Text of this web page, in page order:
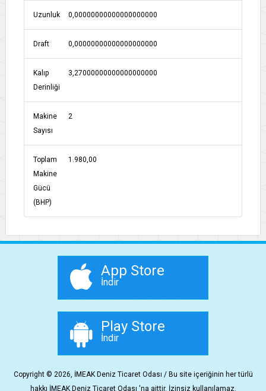
Uzunluk 0,00000000000000000000
Draft 0,00000000000000000000
Kalıp
Derinliği
3,27000000000000000000
Makine
Sayısı
2
Toplam
Makine
Gücü
(BHP)
1.980,00
App Store
İndir
Play Store
İndir
Copyright © 2026, İMEAK Deniz Ticaret Odası / Bu site içeriğinin her türlü
hakkı İMEAK Deniz Ticaret Odası 'na aittir. İzinsiz kullanılamaz.